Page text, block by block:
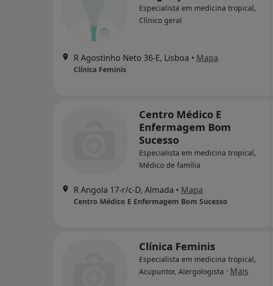
Especialista em medicina tropical,
Clínico geral
R Agostinho Neto 36-E, Lisboa • Mapa
Clínica Feminis
Centro Médico E
Enfermagem Bom
Sucesso
Especialista em medicina tropical,
Médico de família
R Angola 17-r/c-D, Almada • Mapa
Centro Médico E Enfermagem Bom Sucesso
Clínica Feminis
Especialista em medicina tropical,
Acupuntor, Alergologista · Mais